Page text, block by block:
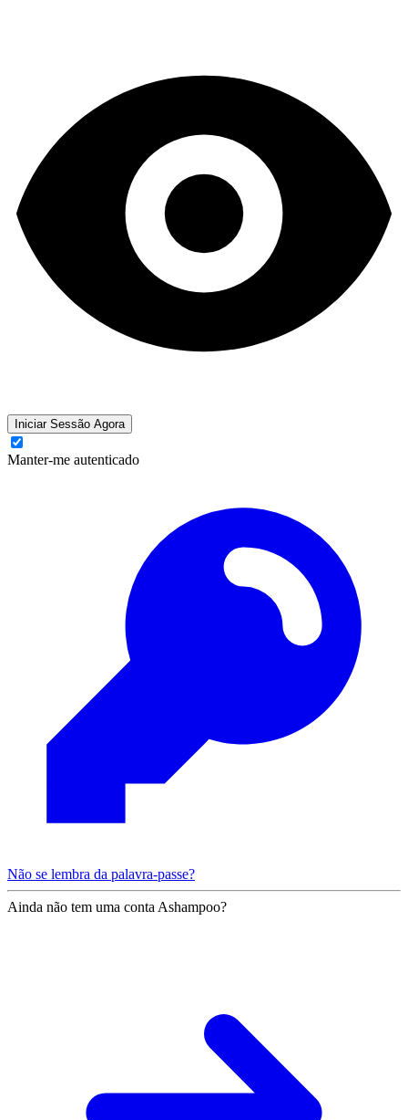
Iniciar Sessão Agora
Manter-me autenticado
Não se lembra da palavra-passe?
Ainda não tem uma conta Ashampoo?